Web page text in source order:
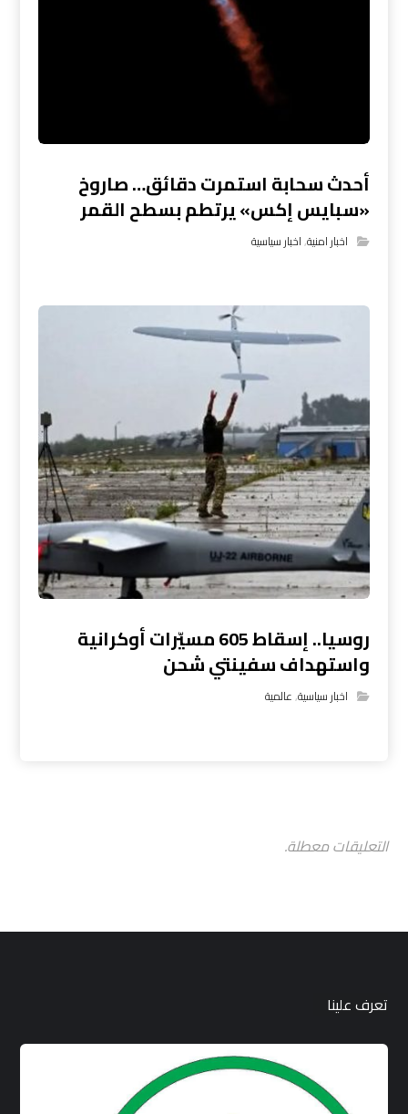
أحدث سحابة استمرت دقائق… صاروخ
«سبايس إكس» يرتطم بسطح القمر
اخبار امنية,اخبار سياسية
روسيا.. إسقاط 605 مسيّرات أوكرانية
واستهداف سفينتي شحن
اخبار سياسية,عالمية
التعليقات معطلة.
تعرف علينا